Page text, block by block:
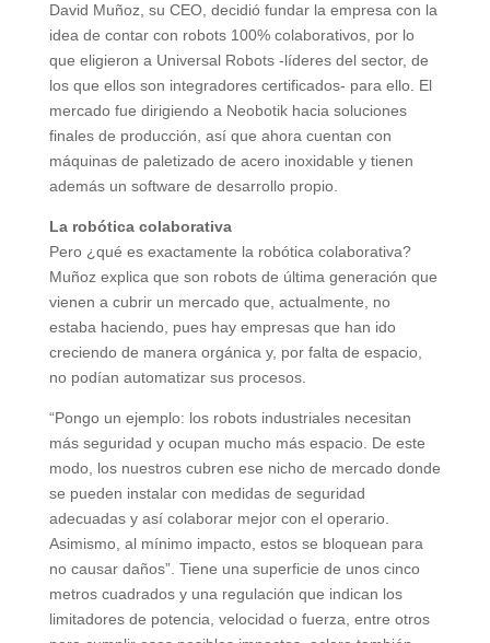
David Muñoz, su CEO, decidió fundar la empresa con la
idea de contar con robots 100% colaborativos, por lo
que eligieron a Universal Robots -líderes del sector, de
los que ellos son integradores certificados- para ello. El
mercado fue dirigiendo a Neobotik hacia soluciones
finales de producción, así que ahora cuentan con
máquinas de paletizado de acero inoxidable y tienen
además un software de desarrollo propio.
La robótica colaborativa
Pero ¿qué es exactamente la robótica colaborativa?
Muñoz explica que son robots de última generación que
vienen a cubrir un mercado que, actualmente, no
estaba haciendo, pues hay empresas que han ido
creciendo de manera orgánica y, por falta de espacio,
no podían automatizar sus procesos.
“Pongo un ejemplo: los robots industriales necesitan
más seguridad y ocupan mucho más espacio. De este
modo, los nuestros cubren ese nicho de mercado donde
se pueden instalar con medidas de seguridad
adecuadas y así colaborar mejor con el operario.
Asimismo, al mínimo impacto, estos se bloquean para
no causar daños”. Tiene una superficie de unos cinco
metros cuadrados y una regulación que indican los
limitadores de potencia, velocidad o fuerza, entre otros